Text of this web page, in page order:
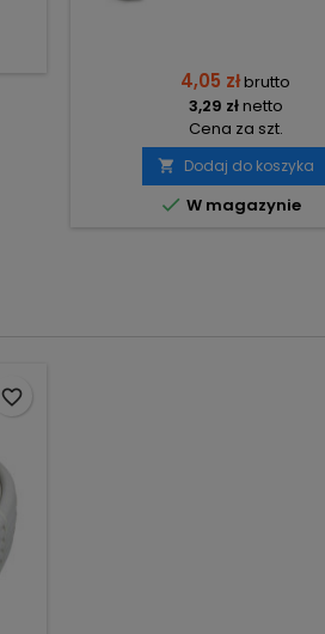
4,05 złbrutto
3,29 złnetto
Cena za szt.
 Dodaj do koszyka
 W magazynie
favorite_border